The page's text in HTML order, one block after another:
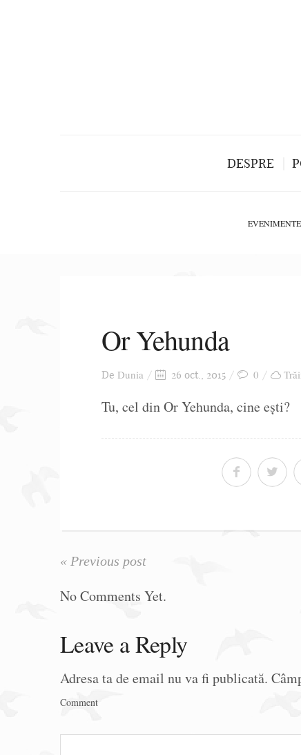
DESPRE
EVENIMENTE
Or Yehunda
De Dunia 26 oct., 2015 0
Tu, cel din Or Yehunda, cine ești?
« Previous post
No Comments Yet.
Leave a Reply
Adresa ta de email nu va fi publicată.
Comment